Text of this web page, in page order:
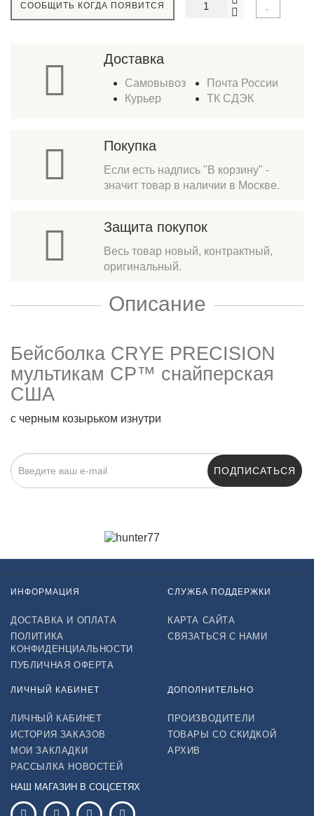
СООБЩИТЬ КОГДА ПОЯВИТСЯ
Доставка
Самовывоз
Курьер
Почта России
ТК СДЭК
Покупка
Если есть надпись "В корзину" -
значит товар в наличии в Москве.
Защита покупок
Весь товар новый, контрактный,
оригинальный.
Описание
Бейсболка CRYE PRECISION
мультикам CP™ снайперская
США
с черным козырьком изнутри
ПОДПИСАТЬСЯ
ИНФОРМАЦИЯ
ДОСТАВКА И ОПЛАТА
ПОЛИТИКА
КОНФИДЕНЦИАЛЬНОСТИ
ПУБЛИЧНАЯ ОФЕРТА
СЛУЖБА ПОДДЕРЖКИ
КАРТА САЙТА
СВЯЗАТЬСЯ С НАМИ
ЛИЧНЫЙ КАБИНЕТ
ЛИЧНЫЙ КАБИНЕТ
ИСТОРИЯ ЗАКАЗОВ
МОИ ЗАКЛАДКИ
РАССЫЛКА НОВОСТЕЙ
ДОПОЛНИТЕЛЬНО
ПРОИЗВОДИТЕЛИ
ТОВАРЫ СО СКИДКОЙ
АРХИВ
НАШ МАГАЗИН В СОЦСЕТЯХ